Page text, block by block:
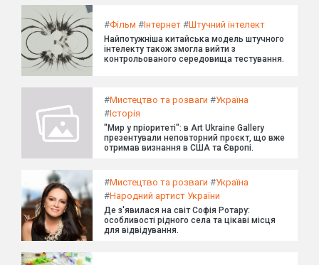
#Фільм #Інтернет #Штучний інтелект
Найпотужніша китайська модель штучного
інтелекту також змогла вийти з
контрольованого середовища тестування.
#Мистецтво та розваги #Україна
#Історія
"Мир у пріоритеті": в Art Ukraine Gallery
презентували неповторний проєкт, що вже
отримав визнання в США та Європі.
#Мистецтво та розваги #Україна
#Народний артист України
Де з'явилася на світ Софія Ротару:
особливості рідного села та цікаві місця
для відвідування.